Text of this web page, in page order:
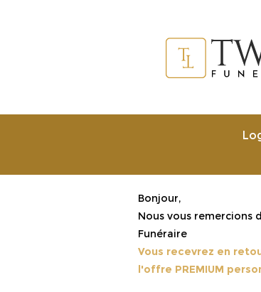
Bonjour,
Nous vous remercions
Funéraire
Vous recevrez en
l'offre PREMIUM